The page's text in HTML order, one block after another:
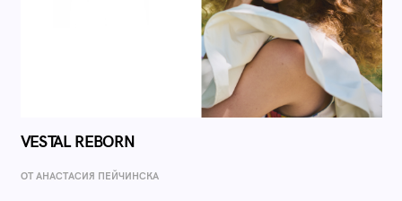
VESTAL REBORN
ОТ AНАСТАСИЯ ПЕЙЧИНСКА